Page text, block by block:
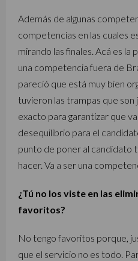
Además de algunas
competencias en las cuales
mirando las finales. Acá es la
una competencia fuera de
pareció que está muy bien
tuvieron las trampas que son
exacto para garantizar que
desequilibrio para el
punto de poner al candidato
hacer. Va a ser una
¿Tú no los viste en las
favoritos?
No tengo favoritos porque,
que el servicio no es todo.